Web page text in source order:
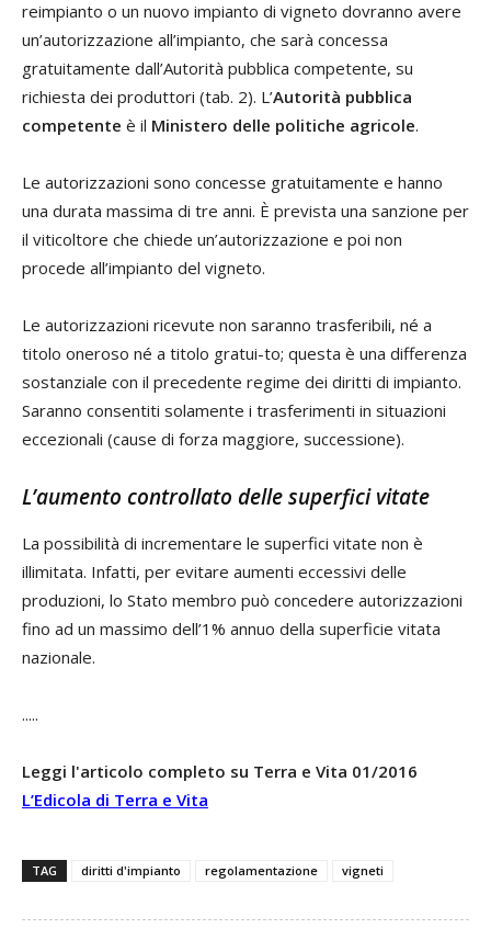
reimpianto o un nuovo impianto di vigneto dovranno avere
un’autorizzazione all’impianto, che sarà concessa
gratuitamente dall’Autorità pubblica competente, su
richiesta dei produttori (tab. 2). L’Autorità pubblica
competente è il Ministero delle politiche agricole.
Le autorizzazioni sono concesse gratuitamente e hanno
una durata massima di tre anni. È prevista una sanzione per
il viticoltore che chiede un’autorizzazione e poi non
procede all’impianto del vigneto.
Le autorizzazioni ricevute non saranno trasferibili, né a
titolo oneroso né a titolo gratui-to; questa è una differenza
sostanziale con il precedente regime dei diritti di impianto.
Saranno consentiti solamente i trasferimenti in situazioni
eccezionali (cause di forza maggiore, successione).
L’aumento controllato delle superfici vitate
La possibilità di incrementare le superfici vitate non è
illimitata. Infatti, per evitare aumenti eccessivi delle
produzioni, lo Stato membro può concedere autorizzazioni
fino ad un massimo dell’1% annuo della superficie vitata
nazionale.
.....
Leggi l'articolo completo su Terra e Vita 01/2016
L’Edicola di Terra e Vita
TAG diritti d'impianto regolamentazione vigneti